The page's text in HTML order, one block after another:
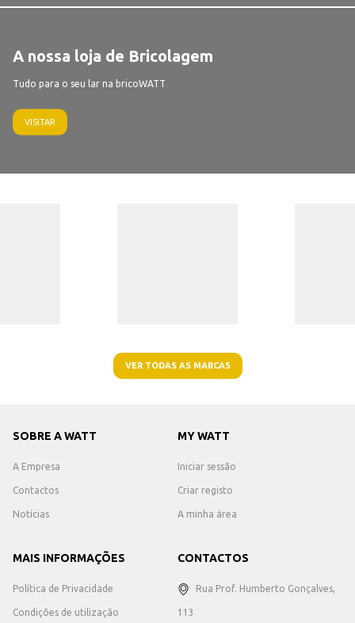
A nossa loja de Bricolagem
Tudo para o seu lar na bricoWATT
VISITAR
VER TODAS AS MARCAS
SOBRE A WATT
A Empresa
Contactos
Notícias
MY WATT
Iniciar sessão
Criar registo
A minha área
MAIS INFORMAÇÕES
Política de Privacidade
Condições de utilização
CONTACTOS
Rua Prof. Humberto Gonçalves,
113